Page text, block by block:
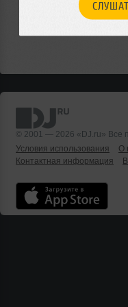
© 2001 — 2026 «DJ.ru» Все
Условия использования
О
Контактная информация